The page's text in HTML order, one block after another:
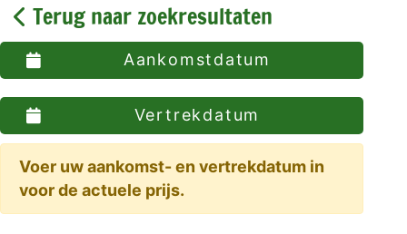
Terug naar zoekresultaten
Aankomstdatum
Vertrekdatum
Voer uw aankomst- en vertrekdatum in
voor de actuele prijs.